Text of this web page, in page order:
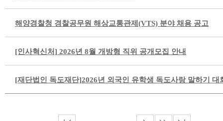
해양경찰청 경찰공무원 해상교통관제(VTS) 분야 채용 공고
[인사혁신처] 2026년 8월 개방형 직위 공개모집 안내
[재단법인 독도재단]2026년 외국인 유학생 독도사랑 말하기 대